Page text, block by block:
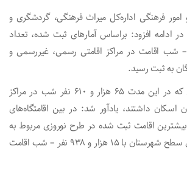
فرهنگی اداره‌کل میراث‌ فرهنگی، گردشگری و
ادامه افزود: براساس آمارهای ثبت شده، تعداد
و ۲۳۸ نفر – شب اقامت در مراکز اقامتی رسمی، غیررسمی و
به ثبت رسید.
زیارتی با اشاره به این‌ که در این مدت ۶۵ هزار و ۶۱۰ نفر شب در مراکز
اسکان داشتند، یادآور شد: در بین اقامتگاه‌های
اقامت ثبت‌ شده در طرح نوروزی مربوط به
مناطق نمونه گردشگری سطح شهرستان با ۱۵ هزار و ۹۳۸ نفر – شب اقامت